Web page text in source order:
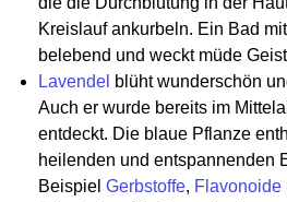
Kreislauf ankurbeln. Ein Bad
belebend und weckt müde
Lavendel blüht wunderschön
Auch er wurde bereits im
entdeckt. Die blaue Pflanze
heilenden und entspannenden
BeispielGerbstoffe, Flavonoide